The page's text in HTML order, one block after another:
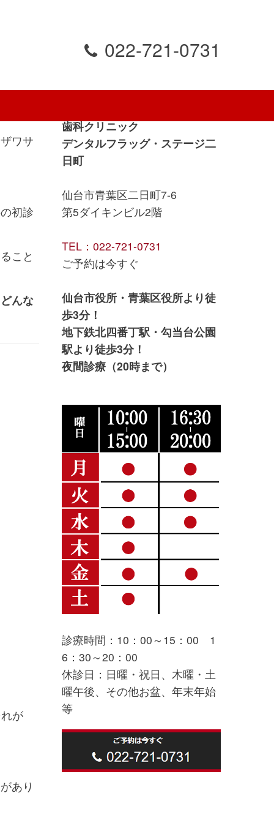
022-721-0731
ワサ
初診
こと
んな
が
あり
歯科クリニック
デンタルフラッグ・ステージ二
日町
仙台市青葉区二日町7-6
第5ダイキンビル2階
TEL：022-721-0731
ご予約は今すぐ
仙台市役所・青葉区役所より徒
歩3分！
地下鉄北四番丁駅・勾当台公園
駅より徒歩3分！
夜間診療（20時まで）
診療時間：10：00～15：00 1
6：30～20：00
休診日：日曜・祝日、木曜・土
曜午後、その他お盆、年末年始
等